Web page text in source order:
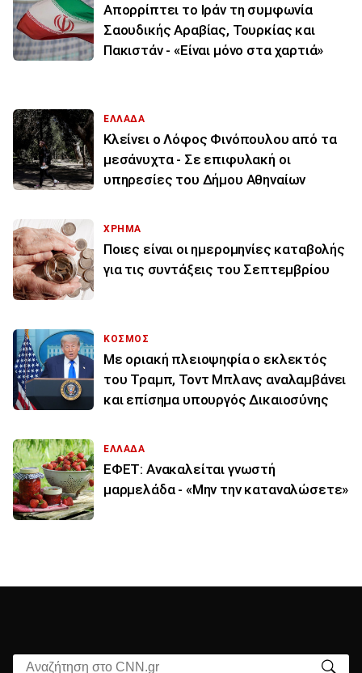
Απορρίπτει το Ιράν τη συμφωνία
Σαουδικής Αραβίας, Τουρκίας και
Πακιστάν - «Είναι μόνο στα χαρτιά»
ΕΛΛΑΔΑ
Κλείνει ο Λόφος Φινόπουλου από τα
μεσάνυχτα - Σε επιφυλακή οι
υπηρεσίες του Δήμου Αθηναίων
ΧΡΗΜΑ
Ποιες είναι οι ημερομηνίες καταβολής
για τις συντάξεις του Σεπτεμβρίου
ΚΟΣΜΟΣ
Με οριακή πλειοψηφία ο εκλεκτός
του Τραμπ, Τοντ Μπλανς αναλαμβάνει
και επίσημα υπουργός Δικαιοσύνης
ΕΛΛΑΔΑ
ΕΦΕΤ: Ανακαλείται γνωστή
μαρμελάδα - «Μην την καταναλώσετε»
Αναζήτηση στο CNN.gr